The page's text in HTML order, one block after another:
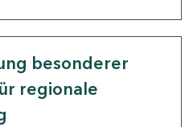
besonderer
regionale